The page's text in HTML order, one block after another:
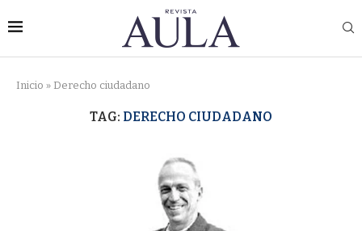
Inicio » Derecho ciudadano
TAG: DERECHO CIUDADANO